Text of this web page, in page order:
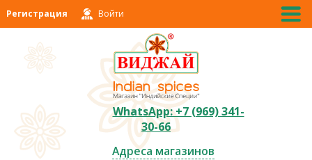
Регистрация Войти
WhatsApp: +7 (969) 341-
30-66
Адреса магазинов